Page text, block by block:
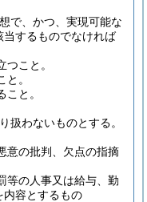
で、かつ、実現可能な
当するものでなければ
こと。
。
と。
扱わないものとする。
意の批判、欠点の指摘
等の人事又は給与、勤
内容とするもの